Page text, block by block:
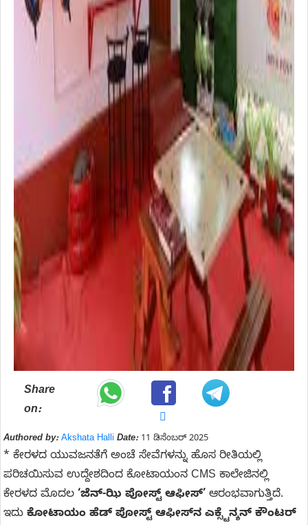
Share
on:
Authored by: Akshata Halli Date:11 ಡಿಸೆಂಬರ್ 2025
* ಕೇರಳದ ಯುವಜನತೆಗೆ ಅಂಚೆ ಸೇವೆಗಳನ್ನು ಹೊಸ ರೀತಿಯಲ್ಲಿ
ಪರಿಚಯಿಸುವ ಉದ್ದೇಶದಿಂದ ಕೋಟಾಯಂನ CMS ಕಾಲೇಜಿನಲ್ಲಿ
ಕೇರಳದ ಮೊದಲ ‘ಜೆನ್-ಝಿ ಪೋಸ್ಟ್ ಆಫೀಸ್’ ಆರಂಭವಾಗುತ್ತಿದೆ.
ಇದು ಕೋಟಾಯಂ ಹೆಡ್ ಪೋಸ್ಟ್ ಆಫೀಸ್‌ನ ಎಕ್ಸ್ಟೆನ್ಶನ್ ಕೌಂಟರ್